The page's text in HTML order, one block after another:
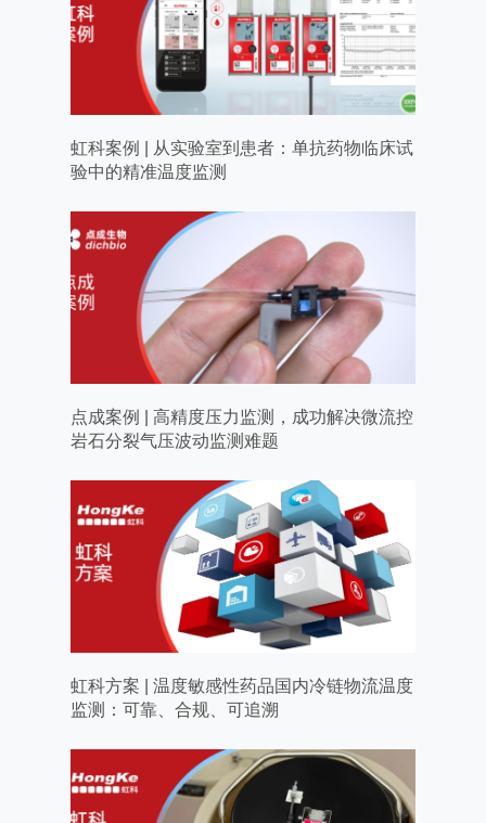
虹科案例 | 从实验室到患者：单抗药物临床试
验中的精准温度监测
点成案例 | 高精度压力监测，成功解决微流控
岩石分裂气压波动监测难题
虹科方案 | 温度敏感性药品国内冷链物流温度
监测：可靠、合规、可追溯